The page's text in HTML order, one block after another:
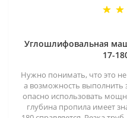
Углошлифовальная
17-
Нужно понимать, что это
а возможность выполнить
опасно использовать
глубина пропила имеет